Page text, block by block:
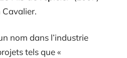
Cavalier.
nom dans l’industrie
tels que «